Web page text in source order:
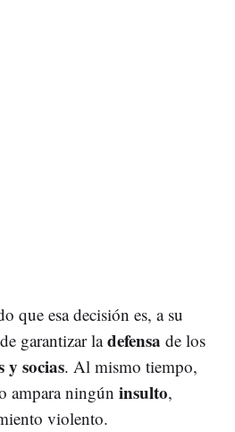
que esa decisión es, a su
garantizar ladefensa de los
y socias. Al mismo tiempo,
ampara ningún insulto,
violento.